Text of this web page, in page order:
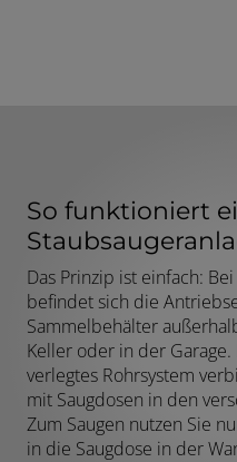
So funktioniert
Das Prinzip ist einfach:
befindet sich die
Sammelbehälter
Keller oder in der
verlegtes Rohrsystem
mit Saugdosen in den
Zum Saugen nutzen Sie
in die Saugdose in der